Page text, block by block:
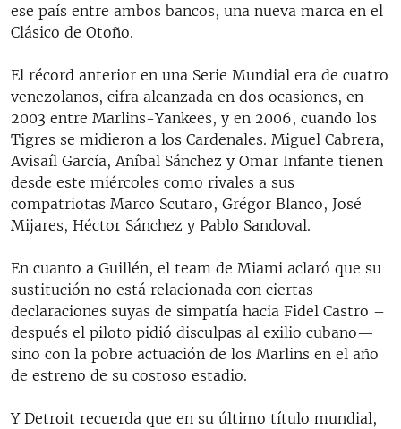
ese país entre ambos bancos, una nueva marca en el
Clásico de Otoño.
El récord anterior en una Serie Mundial era de cuatro
venezolanos, cifra alcanzada en dos ocasiones, en
2003 entre Marlins-Yankees, y en 2006, cuando los
Tigres se midieron a los Cardenales. Miguel Cabrera,
Avisaíl García, Aníbal Sánchez y Omar Infante tienen
desde este miércoles como rivales a sus
compatriotas Marco Scutaro, Grégor Blanco, José
Mijares, Héctor Sánchez y Pablo Sandoval.
En cuanto a Guillén, el team de Miami aclaró que su
sustitución no está relacionada con ciertas
declaraciones suyas de simpatía hacia Fidel Castro –
después el piloto pidió disculpas al exilio cubano—
sino con la pobre actuación de los Marlins en el año
de estreno de su costoso estadio.
Y Detroit recuerda que en su último título mundial,